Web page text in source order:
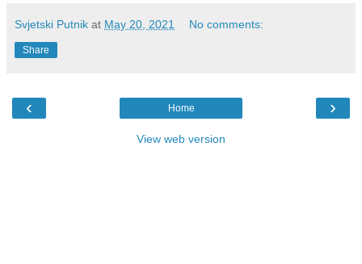
Svjetski Putnik at May 20, 2021 No comments:
Share
‹ ›
Home
View web version